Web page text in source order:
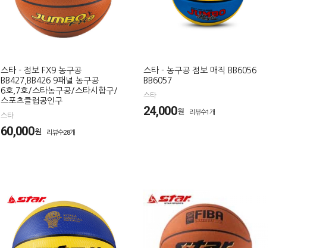
스타 - 점보 FX9 농구공
BB427,BB426 9패널 농구공
6호,7호/스타농구공/스타시합구/
스포츠클럽공인구
스타
60,000원 리뷰수28개
스타 - 농구공 점보 매직 BB6056
BB6057
스타
24,000원 리뷰수1개